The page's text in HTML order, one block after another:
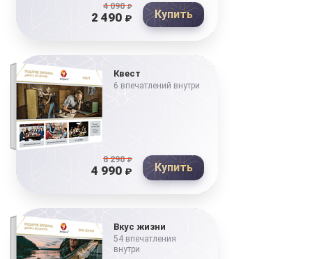
4 090₽
2 490 ₽ Купить
Квест
6 впечатлений внутри
8 290₽
4 990 ₽ Купить
Вкус жизни
54 впечатления
внутри